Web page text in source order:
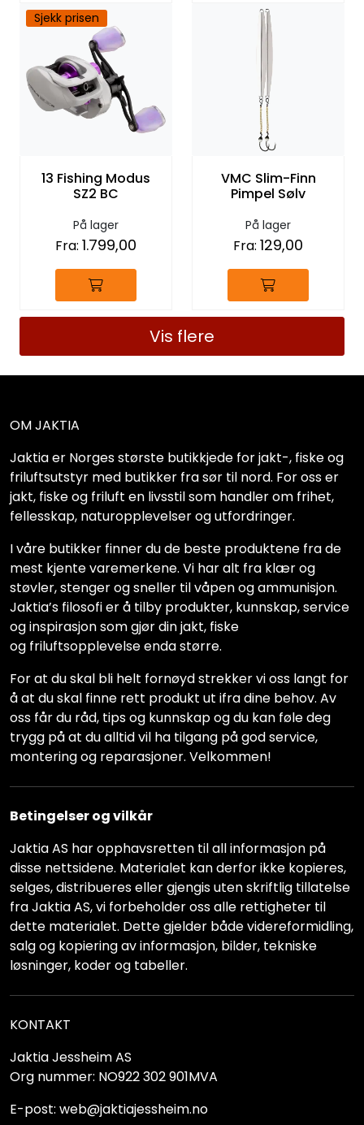
Sjekk prisen
13 Fishing Modus
SZ2 BC
På lager
Fra: 1.799,00
VMC Slim-Finn
Pimpel Sølv
På lager
Fra: 129,00
Vis flere
OM JAKTIA
Jaktia er Norges største butikkjede for jakt-, fiske og
friluftsutstyr med butikker fra sør til nord. For oss er
jakt, fiske og friluft en livsstil som handler om frihet,
fellesskap, naturopplevelser og utfordringer.
I våre butikker finner du de beste produktene fra de
mest kjente varemerkene. Vi har alt fra klær og
støvler, stenger og sneller til våpen og ammunisjon.
Jaktia’s filosofi er å tilby produkter, kunnskap, service
og inspirasjon som gjør din jakt, fiske
og friluftsopplevelse enda større.
For at du skal bli helt fornøyd strekker vi oss langt for
å at du skal finne rett produkt ut ifra dine behov. Av
oss får du råd, tips og kunnskap og du kan føle deg
trygg på at du alltid vil ha tilgang på god service,
montering og reparasjoner. Velkommen!
Betingelser og vilkår
Jaktia AS har opphavsretten til all informasjon på
disse nettsidene. Materialet kan derfor ikke kopieres,
selges, distribueres eller gjengis uten skriftlig tillatelse
fra Jaktia AS, vi forbeholder oss alle rettigheter til
dette materialet. Dette gjelder både videreformidling,
salg og kopiering av informasjon, bilder, tekniske
løsninger, koder og tabeller.
KONTAKT
Jaktia Jessheim AS
Org nummer: NO922 302 901MVA
E-post: web@jaktiajessheim.no